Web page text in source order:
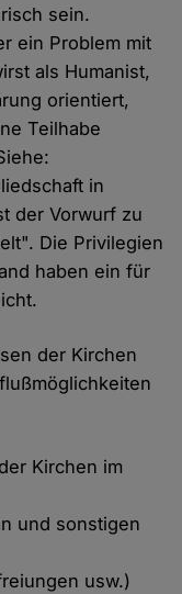
sein.
ein Problem mit
als Humanist,
orientiert,
Teilhabe
in
der Vorwurf zu
Die Privilegien
haben ein für
der Kirchen
Kirchen im
und sonstigen
usw.)